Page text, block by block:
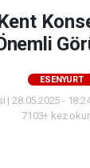
ESENYURT
28.05.2025 -
7103+ kez